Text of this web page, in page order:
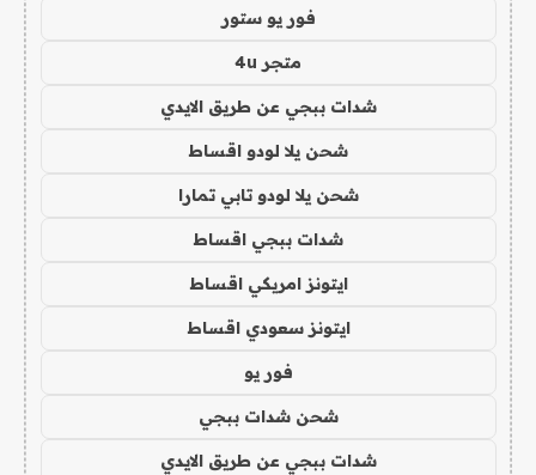
فور يو ستور
متجر 4u
شدات ببجي عن طريق الايدي
شحن يلا لودو اقساط
شحن يلا لودو تابي تمارا
شدات ببجي اقساط
ايتونز امريكي اقساط
ايتونز سعودي اقساط
فور يو
شحن شدات ببجي
شدات ببجي عن طريق الايدي